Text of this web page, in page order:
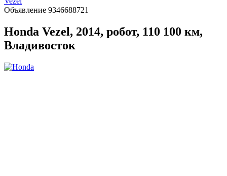
Объявление 9346688721
Honda Vezel, 2014, робот, 110 100 км,
Владивосток